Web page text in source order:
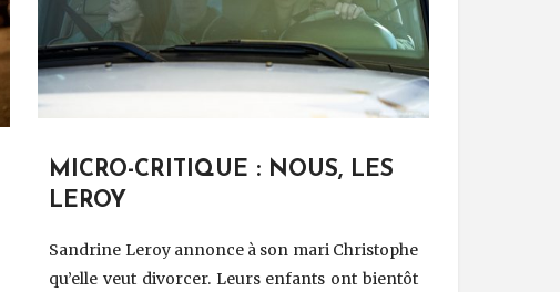
MICRO-CRITIQUE : NOUS, LES
LEROY
Sandrine Leroy annonce à son mari Christophe
qu’elle veut divorcer. Leurs enfants ont bientôt